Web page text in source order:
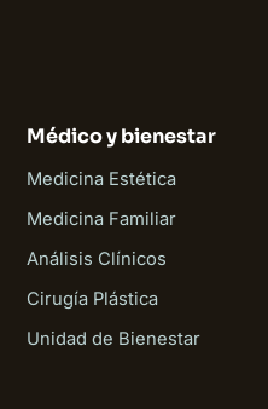
Médico y bienestar
Medicina Estética
Medicina Familiar
Análisis Clínicos
Cirugía Plástica
Unidad de Bienestar